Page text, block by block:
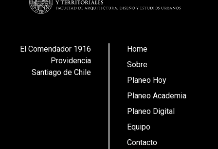
El Comendador 1916
Providencia
Santiago de Chile
Home
Sobre
Planeo Hoy
Planeo Academia
Planeo Digital
Equipo
Contacto